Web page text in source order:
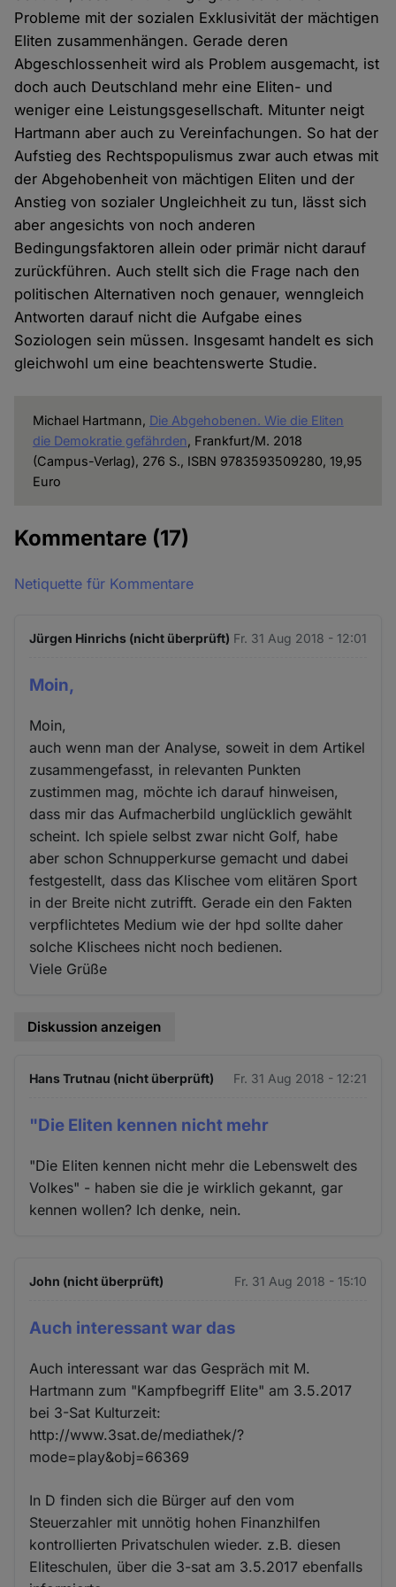
Probleme mit der sozialen Exklusivität der mächtigen
Eliten zusammenhängen. Gerade deren
Abgeschlossenheit wird als Problem ausgemacht, ist
doch auch Deutschland mehr eine Eliten- und
weniger eine Leistungsgesellschaft. Mitunter neigt
Hartmann aber auch zu Vereinfachungen. So hat der
Aufstieg des Rechtspopulismus zwar auch etwas mit
der Abgehobenheit von mächtigen Eliten und der
Anstieg von sozialer Ungleichheit zu tun, lässt sich
aber angesichts von noch anderen
Bedingungsfaktoren allein oder primär nicht darauf
zurückführen. Auch stellt sich die Frage nach den
politischen Alternativen noch genauer, wenngleich
Antworten darauf nicht die Aufgabe eines
Soziologen sein müssen. Insgesamt handelt es sich
gleichwohl um eine beachtenswerte Studie.
Michael Hartmann, Die Abgehobenen. Wie die Eliten
die Demokratie gefährden, Frankfurt/M. 2018
(Campus-Verlag), 276 S., ISBN 9783593509280, 19,95
Euro
Kommentare (17)
Netiquette für Kommentare
Jürgen Hinrichs (nicht überprüft) Fr. 31 Aug 2018 - 12:01
Moin,
Moin,
auch wenn man der Analyse, soweit in dem Artikel
zusammengefasst, in relevanten Punkten
zustimmen mag, möchte ich darauf hinweisen,
dass mir das Aufmacherbild unglücklich gewählt
scheint. Ich spiele selbst zwar nicht Golf, habe
aber schon Schnupperkurse gemacht und dabei
festgestellt, dass das Klischee vom elitären Sport
in der Breite nicht zutrifft. Gerade ein den Fakten
verpflichtetes Medium wie der hpd sollte daher
solche Klischees nicht noch bedienen.
Viele Grüße
Diskussion anzeigen
Hans Trutnau (nicht überprüft) Fr. 31 Aug 2018 - 12:21
"Die Eliten kennen nicht mehr
"Die Eliten kennen nicht mehr die Lebenswelt des
Volkes" - haben sie die je wirklich gekannt, gar
kennen wollen? Ich denke, nein.
John (nicht überprüft) Fr. 31 Aug 2018 - 15:10
Auch interessant war das
Auch interessant war das Gespräch mit M.
Hartmann zum "Kampfbegriff Elite" am 3.5.2017
bei 3-Sat Kulturzeit:
http://www.3sat.de/mediathek/?
mode=play&obj=66369
In D finden sich die Bürger auf den vom
Steuerzahler mit unnötig hohen Finanzhilfen
kontrollierten Privatschulen wieder. z.B. diesen
Eliteschulen, über die 3-sat am 3.5.2017 ebenfalls